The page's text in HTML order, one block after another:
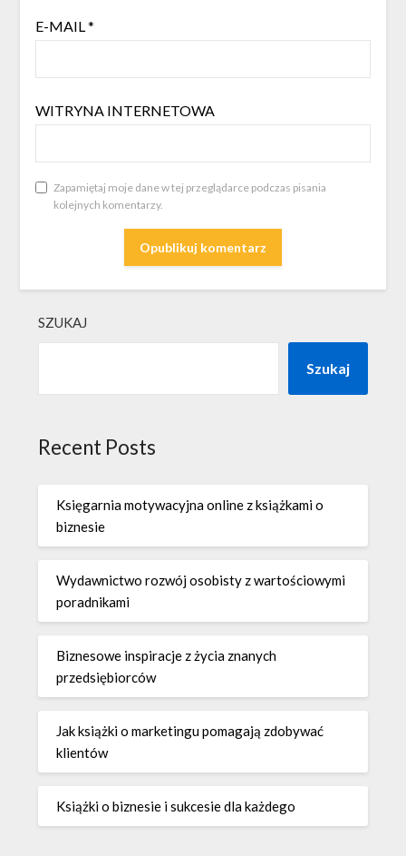
E-MAIL*
WITRYNA INTERNETOWA
Zapamiętaj moje dane w tej przeglądarce podczas pisania
kolejnych komentarzy.
SZUKAJ
Szukaj
Recent Posts
Księgarnia motywacyjna online z książkami o
biznesie
Wydawnictwo rozwój osobisty z wartościowymi
poradnikami
Biznesowe inspiracje z życia znanych
przedsiębiorców
Jak książki o marketingu pomagają zdobywać
klientów
Książki o biznesie i sukcesie dla każdego